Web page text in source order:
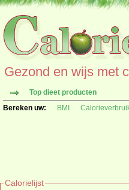
Gezond en wijs met
Top dieet producten
Bereken uw:
BMI
Calorielijst